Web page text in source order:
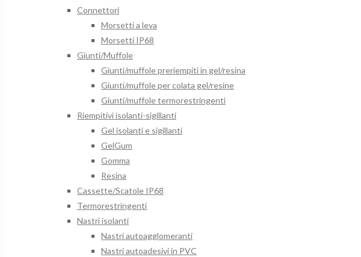
Connettori
Morsetti a leva
Morsetti IP68
Giunti/Muffole
Giunti/muffole preriempiti in gel/resina
Giunti/muffole per colata gel/resine
Giunti/muffole termorestringenti
Riempitivi isolanti-sigillanti
Gel isolanti e sigillanti
GelGum
Gomma
Resina
Cassette/Scatole IP68
Termorestringenti
Nastri isolanti
Nastri autoagglomeranti
Nastri autoadesivi in PVC